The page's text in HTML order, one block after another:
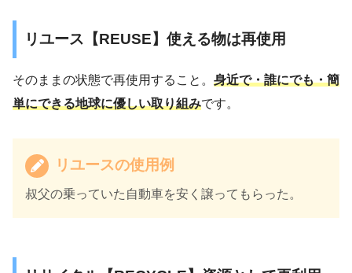
リユース【REUSE】使える物は再使用
そのままの状態で再使用すること。 身近で・誰にでも・簡
単にできる地球に優しい取り組みです。
リユースの使用例
叔父の乗っていた自動車を安く譲ってもらった。